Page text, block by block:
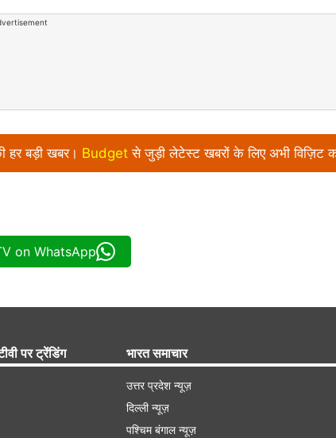
हर बड़ी खबर। Budget से जुड़ी लेटेस्ट खबरों के लिए अभी विज़िट
on WhatsApp
पर ट्रेंडिंग भारत समाचार
उत्तर प्रदेश न्यूज़
दिल्ली न्यूज़
पश्चिम बंगाल न्यूज़